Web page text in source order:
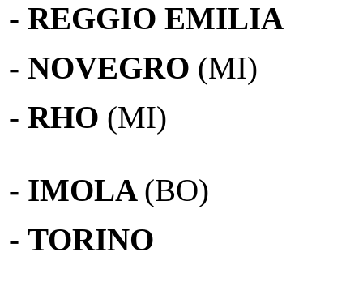
- REGGIO EMILIA
- NOVEGRO (MI)
- RHO (MI)
- IMOLA (BO)
- TORINO